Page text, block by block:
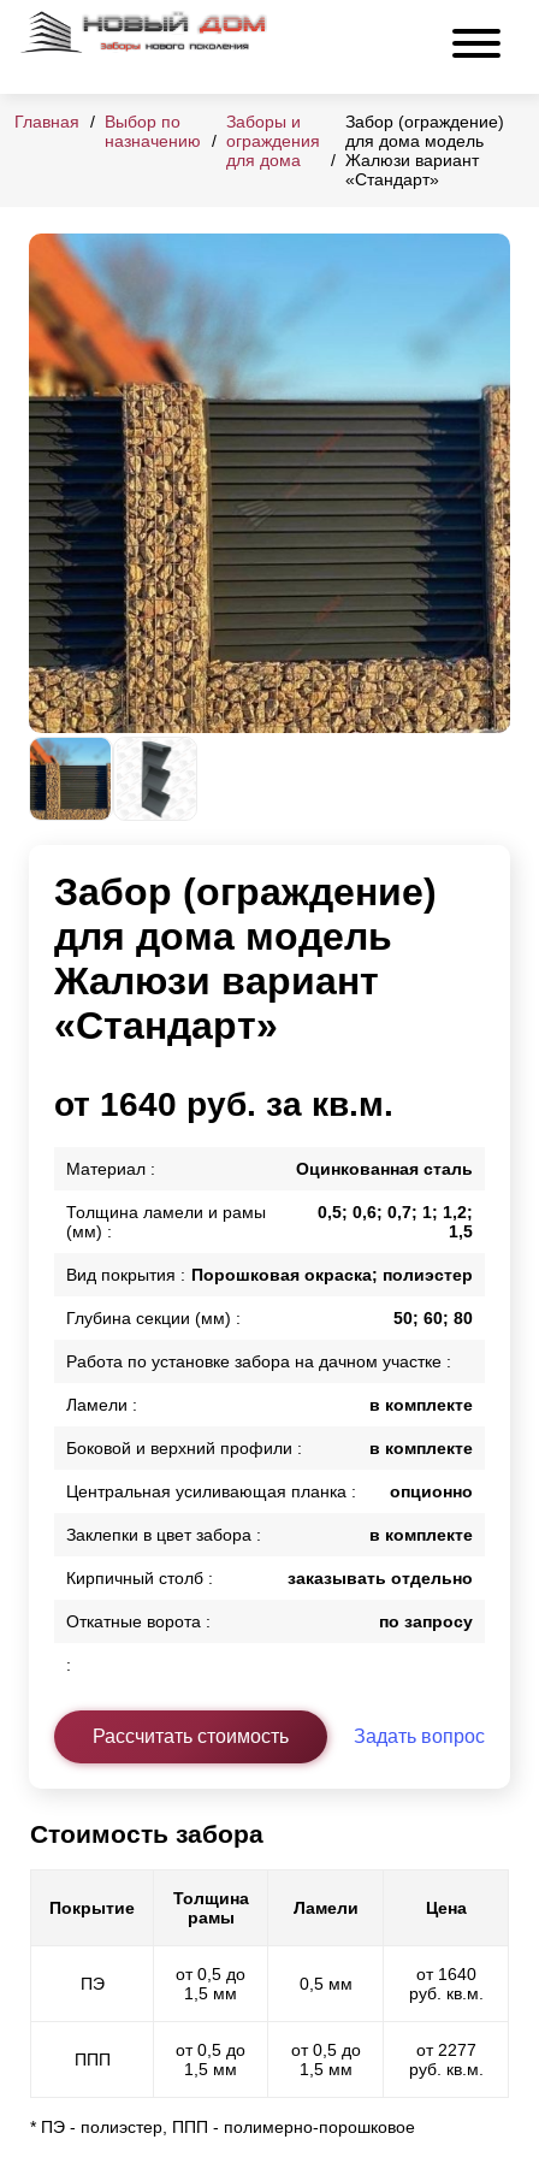
Главная
Выбор по
назначению
Заборы и
ограждения
для дома
Забор (ограждение)
для дома модель
Жалюзи вариант
«Стандарт»
Забор (ограждение)
для дома модель
Жалюзи вариант
«Стандарт»
от 1640 руб. за кв.м.
Материал : Оцинкованная сталь
Толщина ламели и рамы
(мм) :
0,5; 0,6; 0,7; 1; 1,2;
1,5
Вид покрытия : Порошковая окраска; полиэстер
Глубина секции (мм) : 50; 60; 80
Работа по установке забора на дачном участке :
Ламели : в комплекте
Боковой и верхний профили : в комплекте
Центральная усиливающая планка : опционно
Заклепки в цвет забора : в комплекте
Кирпичный столб : заказывать отдельно
Откатные ворота : по запросу
:
Рассчитать стоимость Задать вопрос
Стоимость забора
Покрытие
Толщина
рамы
Ламели Цена
ПЭ
от 0,5 до
1,5 мм
0,5 мм
от 1640
руб. кв.м.
ППП
от 0,5 до
1,5 мм
от 0,5 до
1,5 мм
от 2277
руб. кв.м.
* ПЭ - полиэстер, ППП - полимерно-порошковое